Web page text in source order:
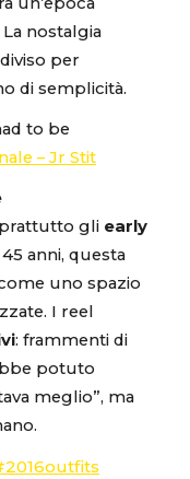
nostalgia
per
di semplicità.
to be
– Jr Stit
gli early
anni, questa
uno spazio
I reel
: frammenti di
potuto
meglio”, ma